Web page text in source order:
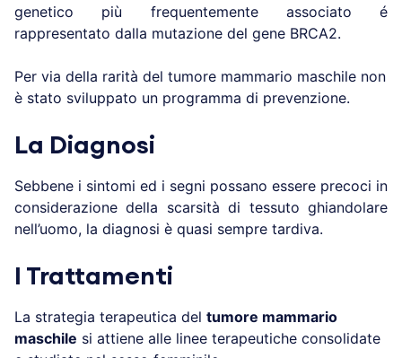
genetico più frequentemente associato é
rappresentato dalla mutazione del gene BRCA2.
Per via della rarità del tumore mammario maschile non
è stato sviluppato un programma di prevenzione.
La Diagnosi
Sebbene i sintomi ed i segni possano essere precoci in
considerazione della scarsità di tessuto ghiandolare
nell’uomo, la diagnosi è quasi sempre tardiva.
I Trattamenti
La strategia terapeutica del tumore mammario
maschile si attiene alle linee terapeutiche consolidate